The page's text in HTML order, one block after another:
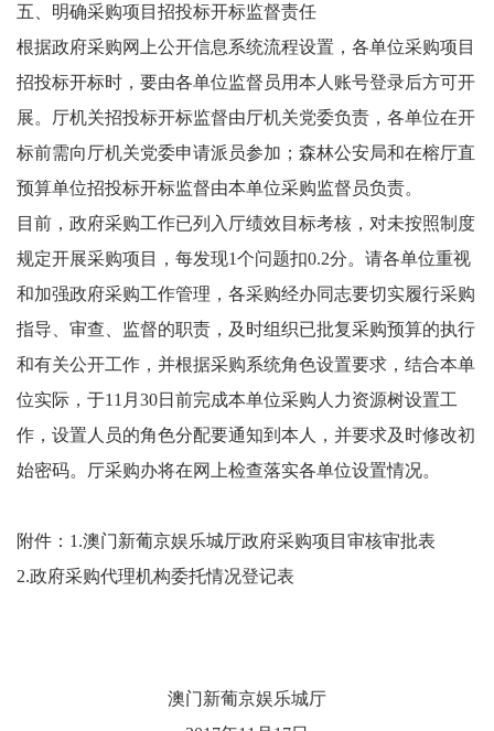
五、明确采购项目招投标开标监督责任
根据政府采购网上公开信息系统流程设置，各单位采购项目
招投标开标时，要由各单位监督员用本人账号登录后方可开
展。厅机关招投标开标监督由厅机关党委负责，各单位在开
标前需向厅机关党委申请派员参加；森林公安局和在榕厅直
预算单位招投标开标监督由本单位采购监督员负责。
目前，政府采购工作已列入厅绩效目标考核，对未按照制度
规定开展采购项目，每发现1个问题扣0.2分。请各单位重视
和加强政府采购工作管理，各采购经办同志要切实履行采购
指导、审查、监督的职责，及时组织已批复采购预算的执行
和有关公开工作，并根据采购系统角色设置要求，结合本单
位实际，于11月30日前完成本单位采购人力资源树设置工
作，设置人员的角色分配要通知到本人，并要求及时修改初
始密码。厅采购办将在网上检查落实各单位设置情况。
附件：1.澳门新葡京娱乐城厅政府采购项目审核审批表
2.政府采购代理机构委托情况登记表
澳门新葡京娱乐城厅